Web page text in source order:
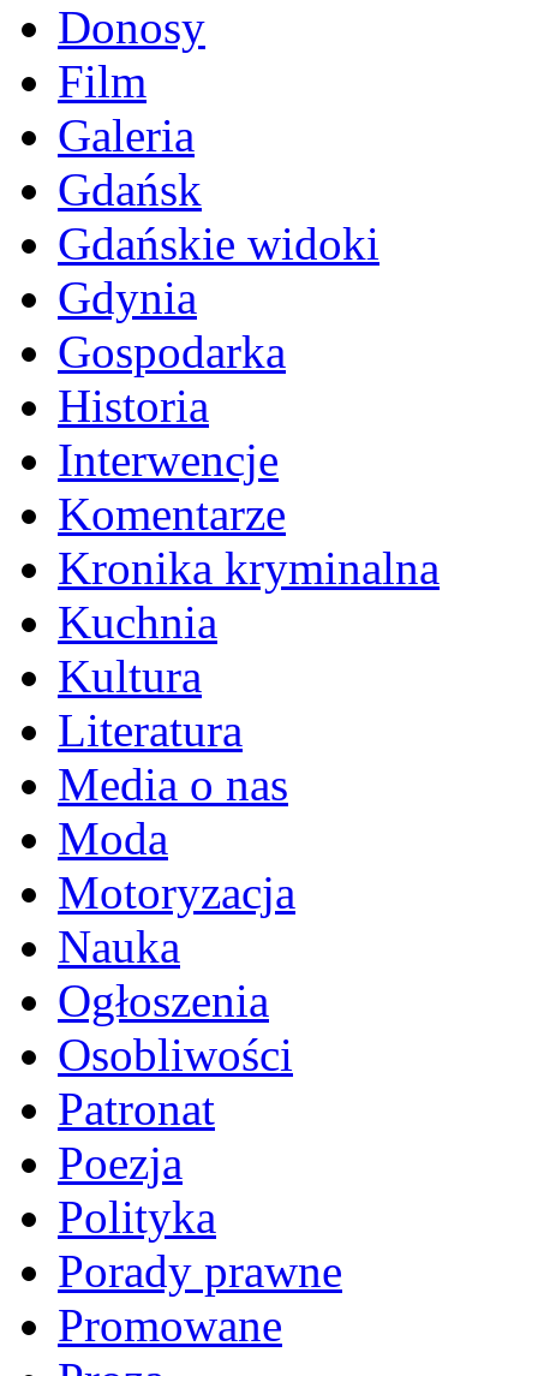
Donosy
Film
Galeria
Gdańsk
Gdańskie widoki
Gdynia
Gospodarka
Historia
Interwencje
Komentarze
Kronika kryminalna
Kuchnia
Kultura
Literatura
Media o nas
Moda
Motoryzacja
Nauka
Ogłoszenia
Osobliwości
Patronat
Poezja
Polityka
Porady prawne
Promowane